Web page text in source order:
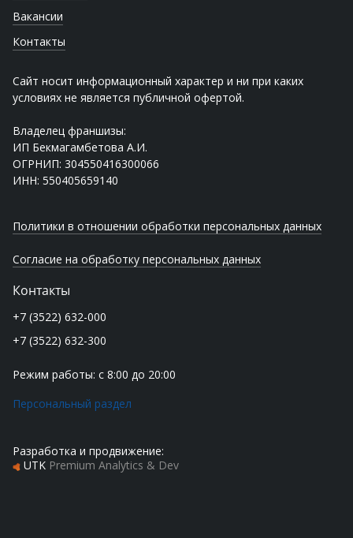
Вакансии
Контакты
Сайт носит информационный характер и ни при каких
условиях не является публичной офертой.
Владелец франшизы:
ИП Бекмагамбетова А.И.
ОГРНИП: 304550416300066
ИНН: 550405659140
Политики в отношении обработки персональных данных
Согласие на обработку персональных данных
Контакты
+7 (3522) 632-000
+7 (3522) 632-300
Режим работы: с 8:00 до 20:00
Персональный раздел
Разработка и продвижение:
UTK Premium Analytics & Dev